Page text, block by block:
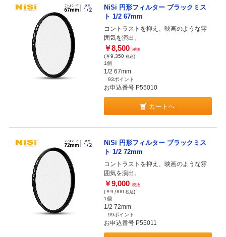
NiSi 円形フィルター ブラックミス
ト 1/2 67mm
コントラストを抑え、映画のような雰
囲気を演出。
￥8,500 税抜
(￥9,350 税込)
1個
1/2 67mm
93ポイント
お申込番号 P55010
カートへ
NiSi 円形フィルター ブラックミス
ト 1/2 72mm
コントラストを抑え、映画のような雰
囲気を演出。
￥9,000 税抜
(￥9,900 税込)
1個
1/2 72mm
99ポイント
お申込番号 P55011